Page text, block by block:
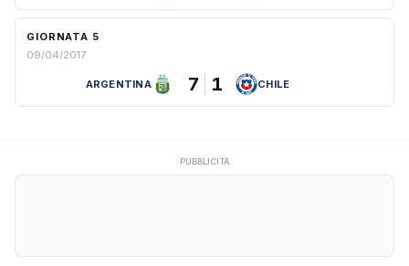
GIORNATA 5
09/04/2017
ARGENTINA 7 1 CHILE
PUBBLICITÀ